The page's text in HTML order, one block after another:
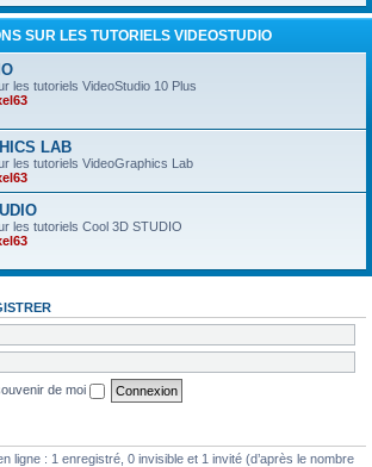
SUR LES TUTORIELS VIDEOSTUDIO
les tutoriels VideoStudio 10 Plus
LAB
les tutoriels VideoGraphics Lab
les tutoriels Cool 3D STUDIO
de moi
ligne : 1 enregistré, 0 invisible et 1 invité (d’après le nombre